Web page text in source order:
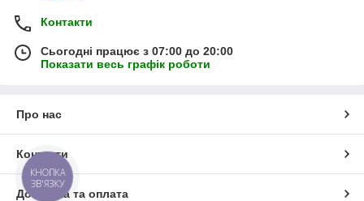
Контакти
Сьогодні працює з 07:00 до 20:00
Показати весь графік роботи
Про нас
Контакти
Доставка та оплата
КНОПКА
ЗВ'ЯЗКУ